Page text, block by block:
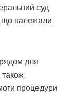
суд
що належали
для
процедури